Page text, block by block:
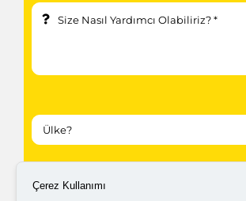
Kampanyalardan ve güncellemelerden
olabilmem için tarafıma
Çerez Kullanımı